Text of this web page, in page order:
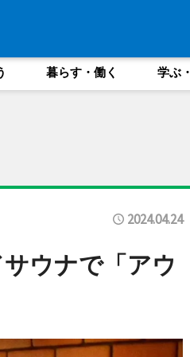
暮らす・働く 学ぶ
2024.04.24
ウナで「アウ